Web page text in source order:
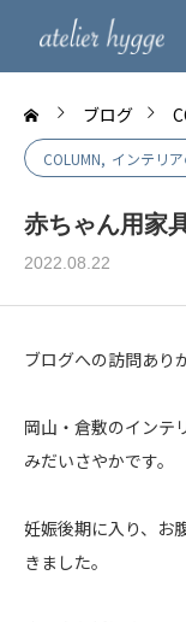
ブログ
COLUMN インテリ
赤ちゃん用家
2022.08.22
ブログへの訪問あり
岡山・倉敷のイン
みだいさやかです。
妊娠後期に入り、お
きました。